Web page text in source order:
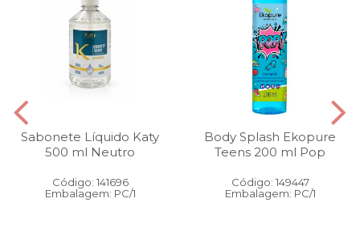
Sabonete Líquido Katy
500 ml Neutro
Código: 141696
Embalagem: PC/1
Body Splash Ekopure
Teens 200 ml Pop
Código: 149447
Embalagem: PC/1